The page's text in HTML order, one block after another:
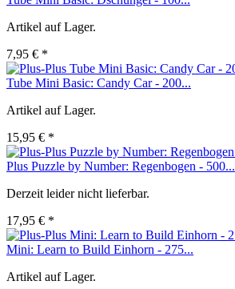
Artikel auf Lager.
7,95 € *
Tube Mini Basic: Candy Car - 200...
Artikel auf Lager.
15,95 € *
Plus Puzzle by Number: Regenbogen - 500...
Derzeit leider nicht lieferbar.
17,95 € *
Mini: Learn to Build Einhorn - 275...
Artikel auf Lager.